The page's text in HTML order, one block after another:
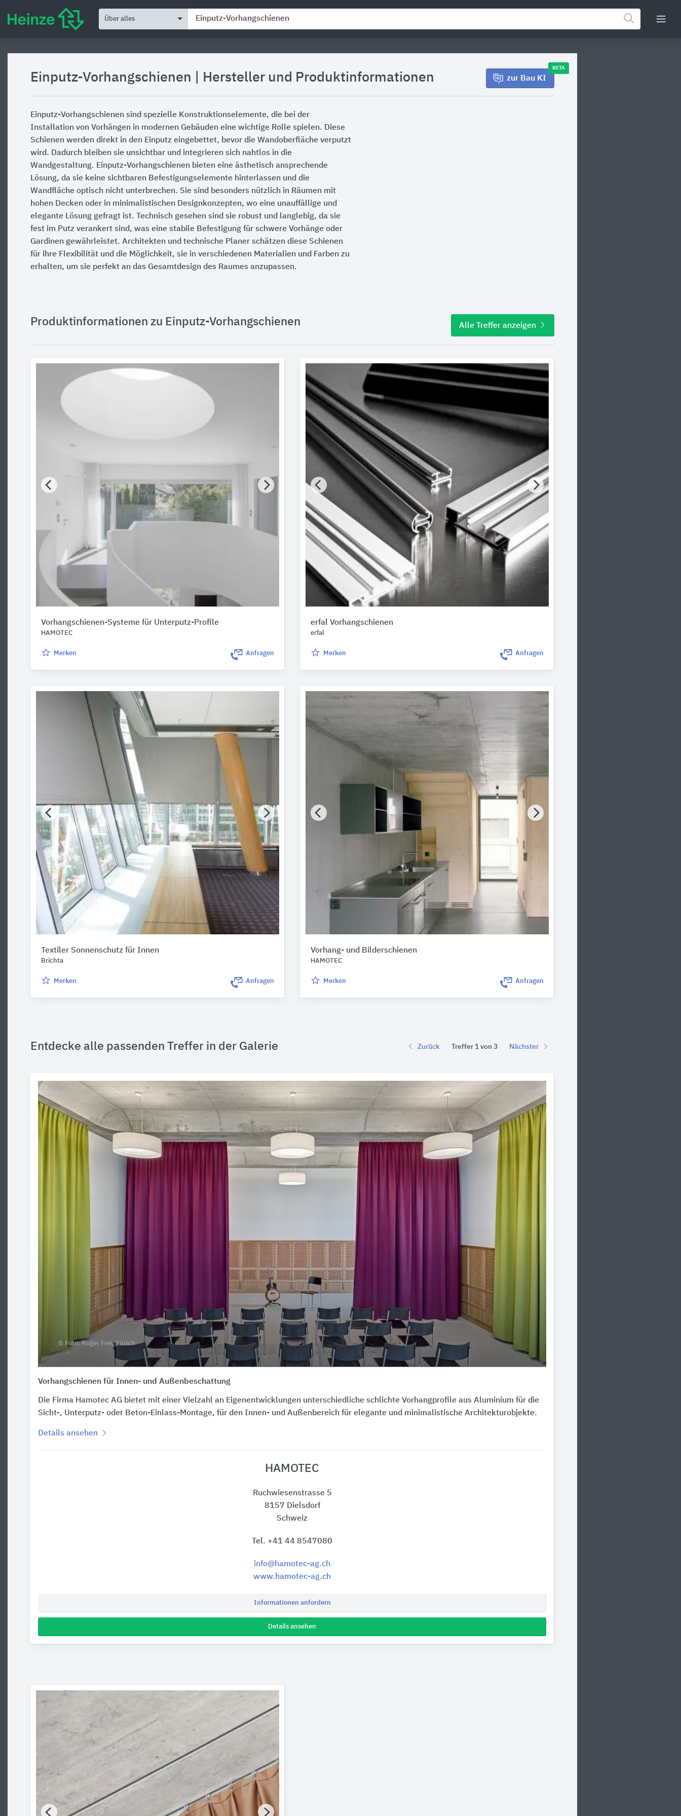
Über alles
Einputz-Vorhangschienen Hersteller und Produktinformationen zur Bau KI
BETA
Einputz-Vorhangschienen sind spezielle Konstruktionselemente, die bei der
Installation von Vorhängen in modernen Gebäuden eine wichtige Rolle spielen. Diese
Schienen werden direkt in den Einputz eingebettet, bevor die Wandoberfläche verputzt
wird. Dadurch bleiben sie unsichtbar und integrieren sich nahtlos in die
Wandgestaltung. Einputz-Vorhangschienen bieten eine ästhetisch ansprechende
Lösung, da sie keine sichtbaren Befestigungselemente hinterlassen und die
Wandfläche optisch nicht unterbrechen. Sie sind besonders nützlich in Räumen mit
hohen Decken oder in minimalistischen Designkonzepten, wo eine unauffällige und
elegante Lösung gefragt ist. Technisch gesehen sind sie robust und langlebig, da sie
fest im Putz verankert sind, was eine stabile Befestigung für schwere Vorhänge oder
Gardinen gewährleistet. Architekten und technische Planer schätzen diese Schienen
für ihre Flexibilität und die Möglichkeit, sie in verschiedenen Materialien und Farben zu
erhalten, um sie perfekt an das Gesamtdesign des Raumes anzupassen.
Produktinformationen zu Einputz-Vorhangschienen Alle Treffer anzeigen
Vorhangschienen-Systeme für Unterputz-Profile
HAMOTEC
Merken Anfragen
erfal Vorhangschienen
erfal
Merken Anfragen
Textiler Sonnenschutz für Innen
Brichta
Merken Anfragen
Vorhang- und Bilderschienen
HAMOTEC
Merken Anfragen
Entdecke alle passenden Treffer in der Galerie Zurück Treffer 1 von 3 Nächster
© Foto: Roger Frei, Zürich
Vorhangschienen für Innen- und Außenbeschattung
Die Firma Hamotec AG bietet mit einer Vielzahl an Eigenentwicklungen unterschiedliche schlichte Vorhangprofile aus Aluminium für die
Sicht-, Unterputz- oder Beton-Einlass-Montage, für den Innen- und Außenbereich für elegante und minimalistische Architekturobjekte.
Details ansehen
HAMOTEC
Ruchwiesenstrasse 5
8157 Dielsdorf
Schweiz
Tel. +41 44 8547080
info@hamotec-ag.ch
www.hamotec-ag.ch
Informationen anfordern
Details ansehen